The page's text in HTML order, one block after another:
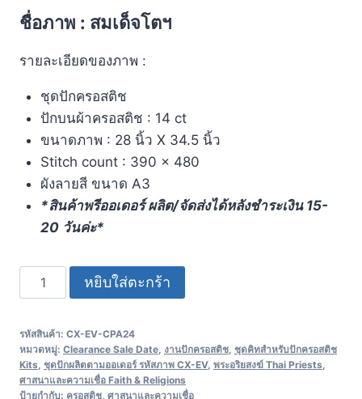
ชื่อภาพ : สมเด็จโตฯ
รายละเอียดของภาพ :
ชุดปักครอสติช
ปักบนผ้าครอสติช : 14 ct
ขนาดภาพ : 28 นิ้ว X 34.5 นิ้ว
Stitch count : 390 x 480
ผังลายสี ขนาด A3
*สินค้าพรีออเดอร์ ผลิต/จัดส่งได้หลังชำระเงิน 15-
20 วันค่ะ*
หยิบใส่ตะกร้า
รหัสสินค้า: CX-EV-CPA24
หมวดหมู่: Clearance Sale Date งานปักครอสติช ชุดคิทสำหรับปักครอสติช
Kits ชุดปักผลิตตามออเดอร์ รหัสภาพ CX-EV, พระอริยสงฆ์ Thai Priests
ศาสนาและความเชื่อ Faith & Religions
ป้ายกำกับ: ครอสติช ศาสนาและความเชื่อ